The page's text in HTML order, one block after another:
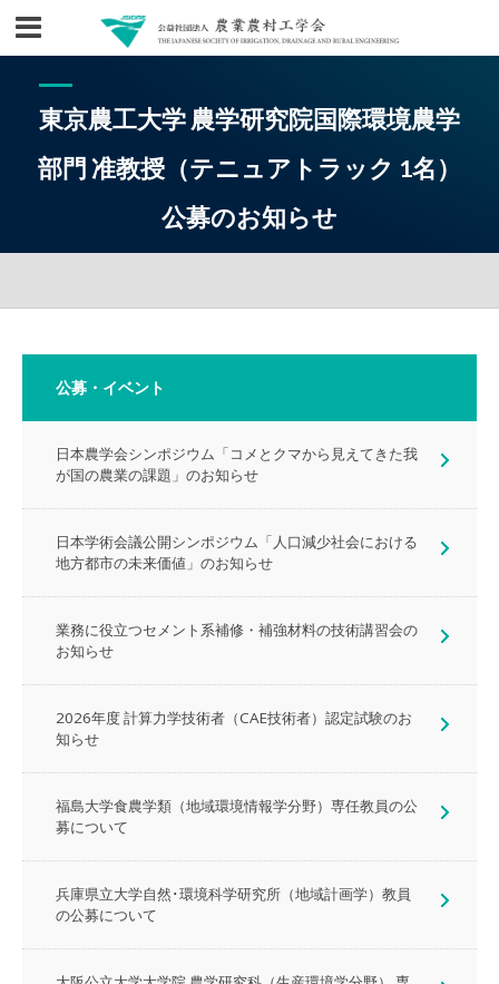
東京農工大学 農学研究院国際環境農学
部門 准教授（​テニュアトラック 1名）
公募のお知らせ
公募・イベント
日本農学会シンポジウム「コメとクマから見えてきた我
が国の農業の課題」のお知らせ
日本学術会議公開シンポジウム「人口減少社会における
地方都市の未来価値」のお知らせ
業務に役立つセメント系補修・補強材料の技術講習会の
お知らせ
2026年度 計算力学技術者（CAE技術者）認定試験のお
知らせ
福島大学食農学類（地域環境情報学分野）専任教員の公
募について
兵庫県立大学自然･環境科学研究所（地域計画学）教員
の公募について